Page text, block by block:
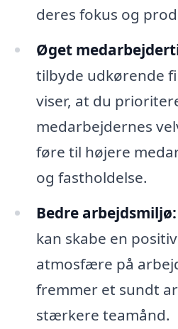
deres fokus og
Øget
tilbyde udkørende
viser, at du
medarbejdernes
føre til højere
og fastholdelse.
Bedre arbejdsmiljø:
kan skabe en
atmosfære på
fremmer et sundt
stærkere teamånd.